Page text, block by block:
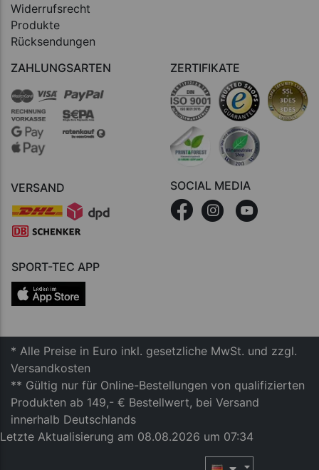
Widerrufsrecht
Produkte
Rücksendungen
ZAHLUNGSARTEN
VERSAND
ZERTIFIKATE
SOCIAL MEDIA
SPORT-TEC APP
* Alle Preise in Euro inkl. gesetzliche MwSt. und zzgl.
Versandkosten
** Gültig nur für Online-Bestellungen von qualifizierten
Produkten ab 149,- € Bestellwert, bei Versand
innerhalb Deutschlands
Letzte Aktualisierung am 08.08.2026 um 07:34